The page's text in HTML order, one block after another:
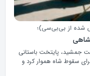
شده از بی‌بی‌سی)؛
در تخت جمشید، پایتخت باستانی
برای سقوط شاه هموار کرد و